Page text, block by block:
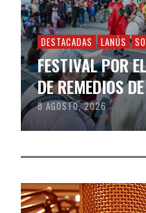
DESTACADAS LANÚS
FESTIVAL POR
DE REMEDIOS
8 AGOSTO, 2026